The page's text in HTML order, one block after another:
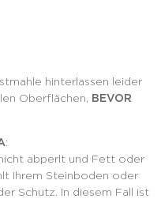
hinterlassen leider
Oberflächen,
BEVOR
:
abperlt und Fett oder
Ihrem Steinboden oder
Schutz. In diesem Fall ist